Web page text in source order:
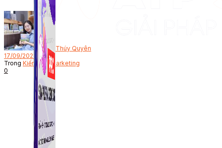
Bởi
Thúy Quyên
17/09/2021
Trong Kiến thức Marketing
0